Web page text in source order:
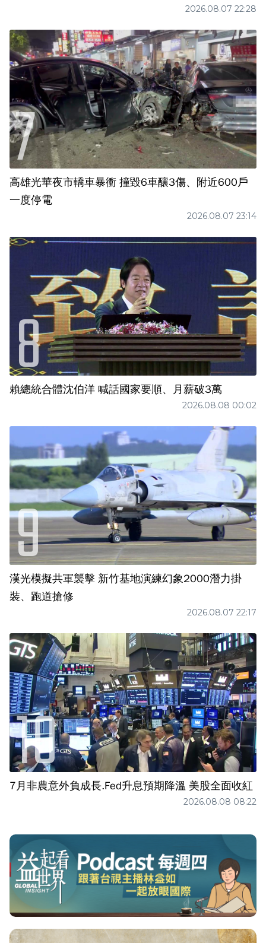
2026.08.07 22:28
高雄光華夜市轎車暴衝 撞毀6車釀3傷、附近600戶
一度停電
2026.08.07 23:14
賴總統合體沈伯洋 喊話國家要順、月薪破3萬
2026.08.08 00:02
漢光模擬共軍襲擊 新竹基地演練幻象2000潛力掛
裝、跑道搶修
2026.08.07 22:17
7月非農意外負成長.Fed升息預期降溫 美股全面收紅
2026.08.08 08:22